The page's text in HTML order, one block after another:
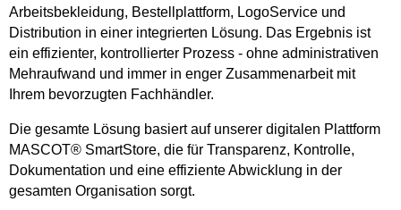
Arbeitsbekleidung, Bestellplattform, LogoService und
Distribution in einer integrierten Lösung. Das Ergebnis ist
ein effizienter, kontrollierter Prozess - ohne administrativen
Mehraufwand und immer in enger Zusammenarbeit mit
Ihrem bevorzugten Fachhändler.
Die gesamte Lösung basiert auf unserer digitalen Plattform
MASCOT® SmartStore, die für Transparenz, Kontrolle,
Dokumentation und eine effiziente Abwicklung in der
gesamten Organisation sorgt.